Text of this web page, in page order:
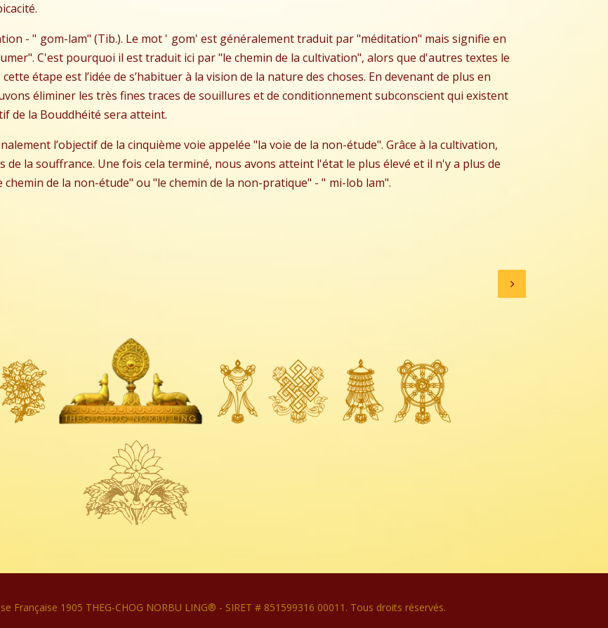
- " gom-lam" (Tib.). Le mot ' gom' est généralement traduit par "méditation" mais signifie en
C'est pourquoi il est traduit ici par "le chemin de la cultivation", alors que d'autres textes le
étape est l’idée de s’habituer à la vision de la nature des choses. En devenant de plus en
éliminer les très fines traces de souillures et de conditionnement subconscient qui existent
de la Bouddhéité sera atteint.
l’objectif de la cinquième voie appelée "la voie de la non-étude". Grâce à la cultivation,
de la souffrance. Une fois cela terminé, nous avons atteint l'état le plus élevé et il n'y a plus de
de la non-étude" ou "le chemin de la non-pratique" - " mi-lob lam".
Française 1905 THEG-CHOG NORBU LING® - SIRET # 851599316 00011. Tous droits réservés.